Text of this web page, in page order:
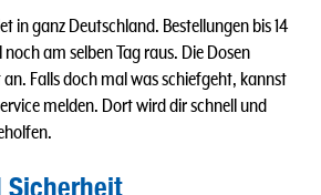
in ganz Deutschland. Bestellungen bis 14
am selben Tag raus. Die Dosen
Falls doch mal was schiefgeht, kannst
melden. Dort wird dir schnell und
Sicherheit